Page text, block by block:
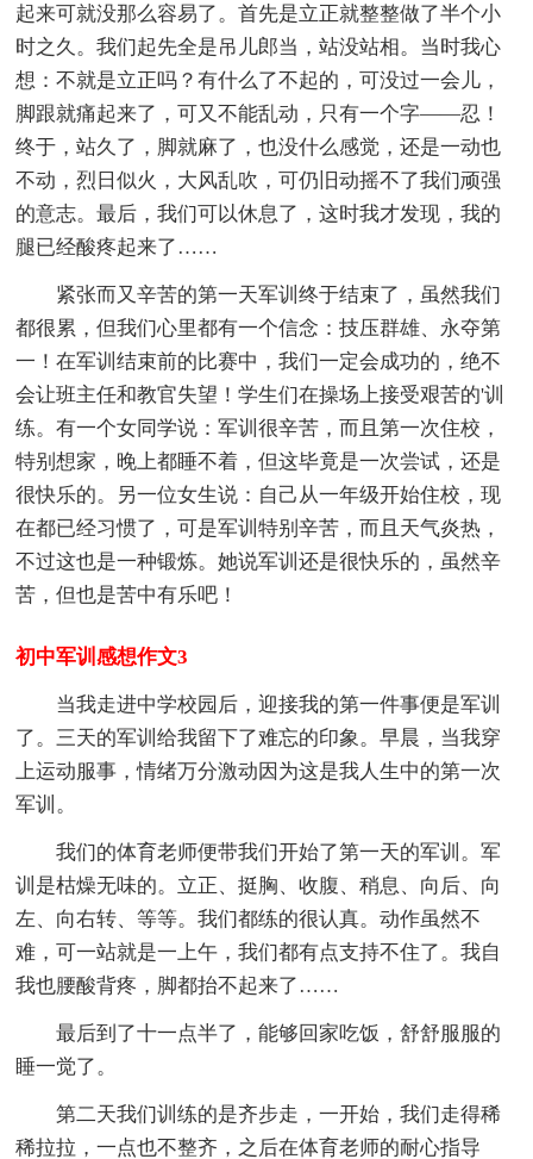
起来可就没那么容易了。首先是立正就整整做了半个小
时之久。我们起先全是吊儿郎当，站没站相。当时我心
想：不就是立正吗？有什么了不起的，可没过一会儿，
脚跟就痛起来了，可又不能乱动，只有一个字——忍！
终于，站久了，脚就麻了，也没什么感觉，还是一动也
不动，烈日似火，大风乱吹，可仍旧动摇不了我们顽强
的意志。最后，我们可以休息了，这时我才发现，我的
腿已经酸疼起来了……
紧张而又辛苦的第一天军训终于结束了，虽然我们
都很累，但我们心里都有一个信念：技压群雄、永夺第
一！在军训结束前的比赛中，我们一定会成功的，绝不
会让班主任和教官失望！学生们在操场上接受艰苦的'训
练。有一个女同学说：军训很辛苦，而且第一次住校，
特别想家，晚上都睡不着，但这毕竟是一次尝试，还是
很快乐的。另一位女生说：自己从一年级开始住校，现
在都已经习惯了，可是军训特别辛苦，而且天气炎热，
不过这也是一种锻炼。她说军训还是很快乐的，虽然辛
苦，但也是苦中有乐吧！
初中军训感想作文3
当我走进中学校园后，迎接我的第一件事便是军训
了。三天的军训给我留下了难忘的印象。早晨，当我穿
上运动服事，情绪万分激动因为这是我人生中的第一次
军训。
我们的体育老师便带我们开始了第一天的军训。军
训是枯燥无味的。立正、挺胸、收腹、稍息、向后、向
左、向右转、等等。我们都练的很认真。动作虽然不
难，可一站就是一上午，我们都有点支持不住了。我自
我也腰酸背疼，脚都抬不起来了……
最后到了十一点半了，能够回家吃饭，舒舒服服的
睡一觉了。
第二天我们训练的是齐步走，一开始，我们走得稀
稀拉拉，一点也不整齐，之后在体育老师的耐心指导